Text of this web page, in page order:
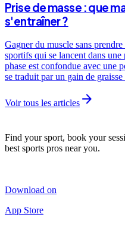
Prise de masse : que
s'entraîner ?
Gagner du muscle sans
sportifs qui se lancent dans
phase est confondue avec une
se traduit par un gain de
Voir tous les articles arrow_forward
Find your sport, book your
best sports pros near you.
Download on
App Store